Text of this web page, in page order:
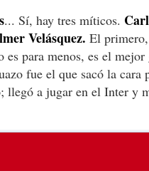
... Sí, hay tres míticos.
Velásquez. El
es para menos, es el
fue el que sacó la cara
llegó a jugar en el Inter y